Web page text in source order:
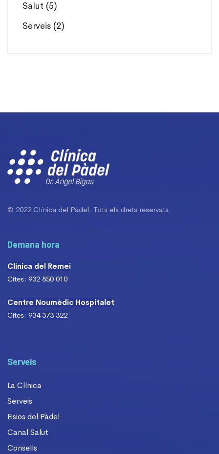
Salut (5)
Serveis (2)
© 2022 Clínica del Pàdel. Tots els drets reservats.
Demana hora
Clínica del Remei
Cites: 932 850 010
Centre Noumèdic Hospitalet
Cites: 934 373 322
Serveis
La Clínica
Serveis
Fisios del Pàdel
Canal Salut
Consells